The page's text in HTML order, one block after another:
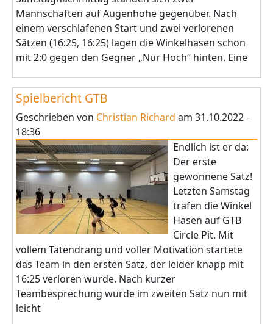
Mannschaften auf Augenhöhe gegenüber. Nach
einem verschlafenen Start und zwei verlorenen
Sätzen (16:25, 16:25) lagen die Winkelhasen schon
mit 2:0 gegen den Gegner „Nur Hoch“ hinten. Eine
Spielbericht GTB
Geschrieben von Christian Richard am 31.10.2022 -
18:36
Endlich ist er da:
Der erste
gewonnene Satz!
Letzten Samstag
trafen die Winkel
Hasen auf GTB
Circle Pit. Mit
vollem Tatendrang und voller Motivation startete
das Team in den ersten Satz, der leider knapp mit
16:25 verloren wurde. Nach kurzer
Teambesprechung wurde im zweiten Satz nun mit
leicht